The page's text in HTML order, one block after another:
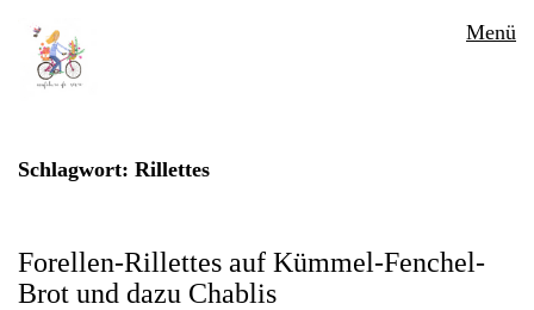
Menü
Schlagwort: Rillettes
Forellen-Rillettes auf Kümmel-Fenchel-
Brot und dazu Chablis